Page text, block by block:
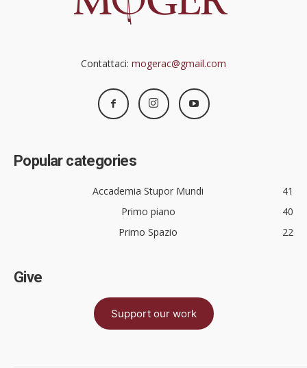
Contattaci: mogerac@gmail.com
Popular categories
Accademia Stupor Mundi
41
Primo piano
40
Primo Spazio
22
Give
Support our work